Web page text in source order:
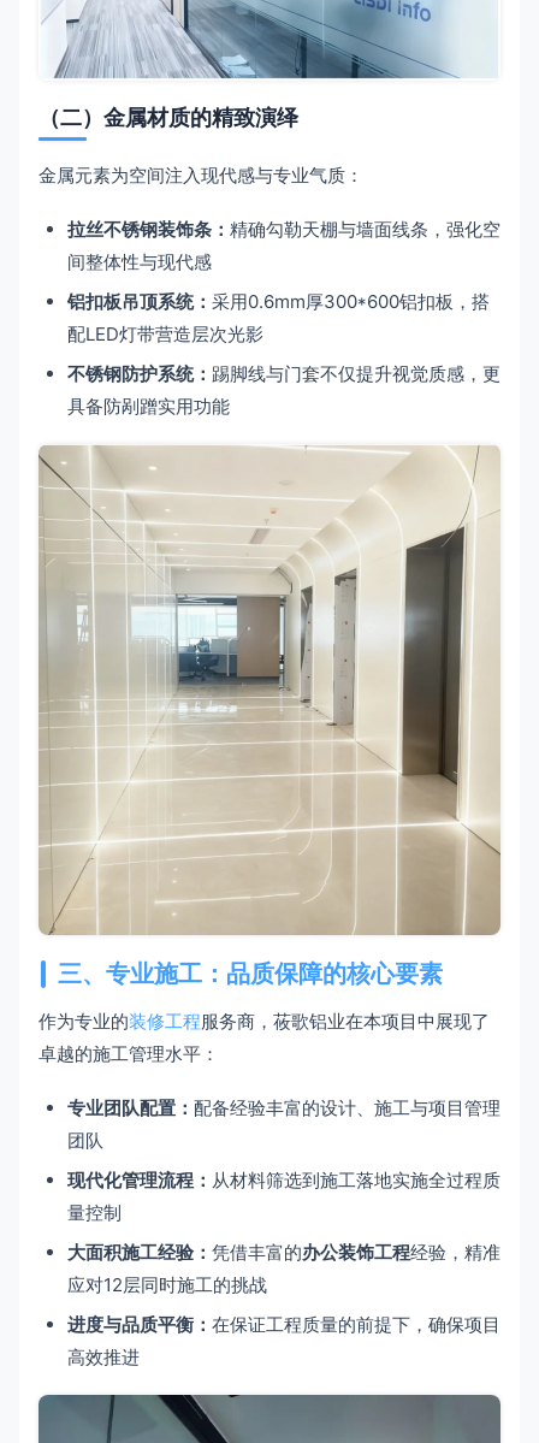
（二）金属材质的精致演绎
金属元素为空间注入现代感与专业气质：
拉丝不锈钢装饰条： 精确勾勒天棚与墙面线条，强化空
间整体性与现代感
铝扣板吊顶系统： 采用0.6mm厚300*600铝扣板，搭
配LED灯带营造层次光影
不锈钢防护系统： 踢脚线与门套不仅提升视觉质感，更
具备防剐蹭实用功能
三、专业施工：品质保障的核心要素
作为专业的装修工程服务商，莜歌铝业在本项目中展现了
卓越的施工管理水平：
专业团队配置： 配备经验丰富的设计、施工与项目管理
团队
现代化管理流程： 从材料筛选到施工落地实施全过程质
量控制
大面积施工经验： 凭借丰富的办公装饰工程经验，精准
应对12层同时施工的挑战
进度与品质平衡： 在保证工程质量的前提下，确保项目
高效推进